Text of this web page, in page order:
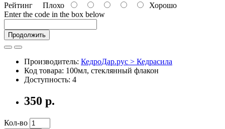
Рейтинг Плохо
Хорошо
Enter the code in the box below
Продолжить
Производитель: КедроДар.рус > Кедрасила
Код товара: 100мл, стеклянный флакон
Доступность: 4
350 р.
Кол-во